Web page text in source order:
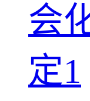
会
定1